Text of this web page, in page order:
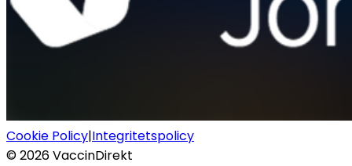
Cookie Policy|Integritetspolicy
©2026VaccinDirekt